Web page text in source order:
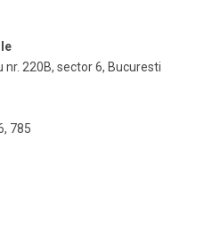
220B, sector 6, Bucuresti
785